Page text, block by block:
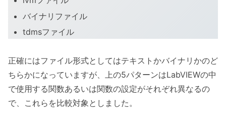
バイナリファイル
tdmsファイル
正確にはファイル形式としてはテキストかバイナリかのど
ちらかになっていますが、上の5パターンはLabVIEWの中
で使用する関数あるいは関数の設定がそれぞれ異なるの
で、これらを比較対象としました。